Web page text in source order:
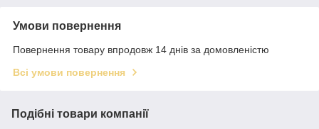
Умови повернення
Повернення товару впродовж 14 днів за домовленістю
Всі умови повернення
Подібні товари компанії